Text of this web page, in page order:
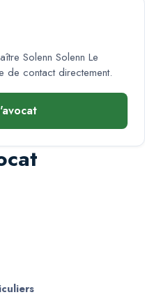
Solenn Solenn Le
de contact directement.